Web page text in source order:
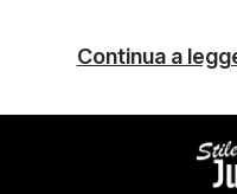
Continua a